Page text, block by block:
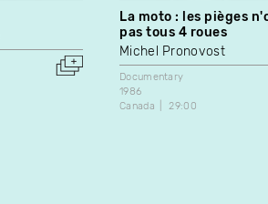
La moto : les pièges
pas tous 4 roues
Michel Pronovost
Documentary
1986
Canada
29:00